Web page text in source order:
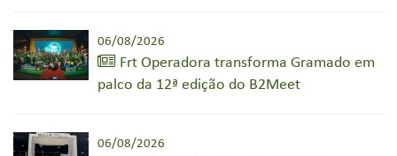
06/08/2026
Frt Operadora transforma Gramado em
palco da 12ª edição do B2Meet
06/08/2026